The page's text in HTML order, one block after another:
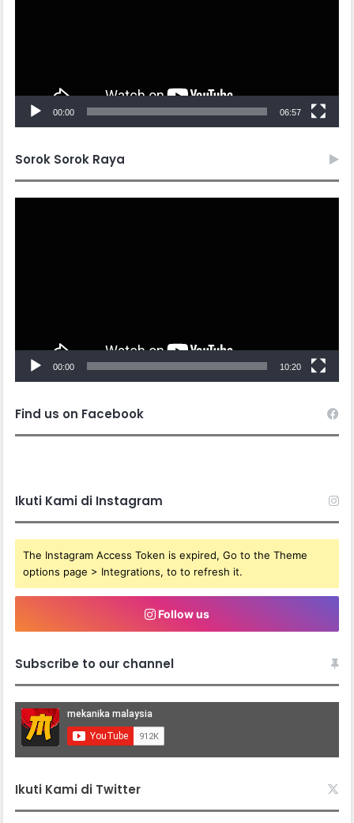
00:00 06:57
Sorok Sorok Raya
00:00 10:20
Find us on Facebook
Ikuti Kami di Instagram
The Instagram Access Token is expired, Go to the Theme
options page > Integrations, to to refresh it.
Follow us
Subscribe to our channel
Ikuti Kami di Twitter